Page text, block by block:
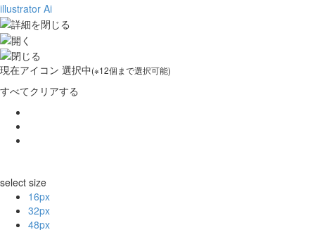
illustrator Ai
現在アイコン 選択中(※12個まで選択可能)
すべてクリアする
select size
16px
32px
48px